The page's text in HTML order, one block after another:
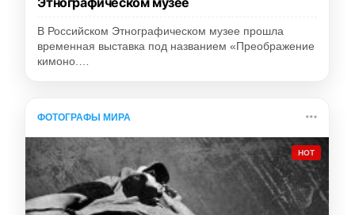
В Российском Этнографическом музее прошла
временная выставка под названием «Преображение
кимоно.…
ФОТОГРАФЫ МИРА
HOT